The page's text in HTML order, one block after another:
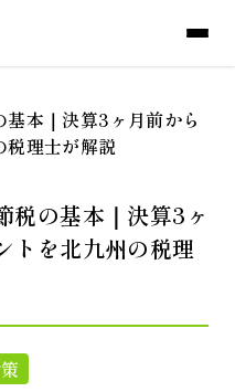
本｜決算3ヶ月前から
税理士が解説
税の基本｜決算3ヶ
トを北九州の税理